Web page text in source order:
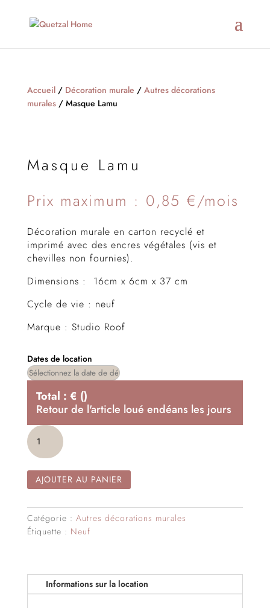
Accueil/ Décoration murale / Autres décorations
murales/ Masque Lamu
Masque Lamu
Prix maximum : 0,85 €/mois
Décoration murale en carton recyclé et
imprimé avec des encres végétales (vis et
chevilles non fournies).
Dimensions : 16cm x 6cm x 37 cm
Cycle de vie : neuf
Marque : Studio Roof
Dates de location
Total : € ()
Retour de l'article loué endéans les jours
quantité
de
Masque
Lamu
AJOUTER AU PANIER
Catégorie : Autres décorations murales
Étiquette : Neuf
Informations sur la location